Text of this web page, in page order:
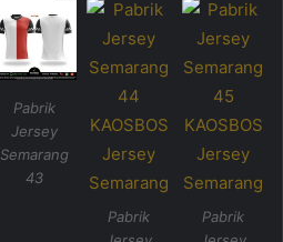
Pabrik
Jersey
Semarang
43
Pabrik
Pabrik